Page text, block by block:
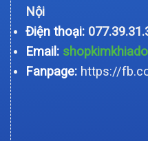
Nội
Điện thoại:
Email:
Fanpage: https://